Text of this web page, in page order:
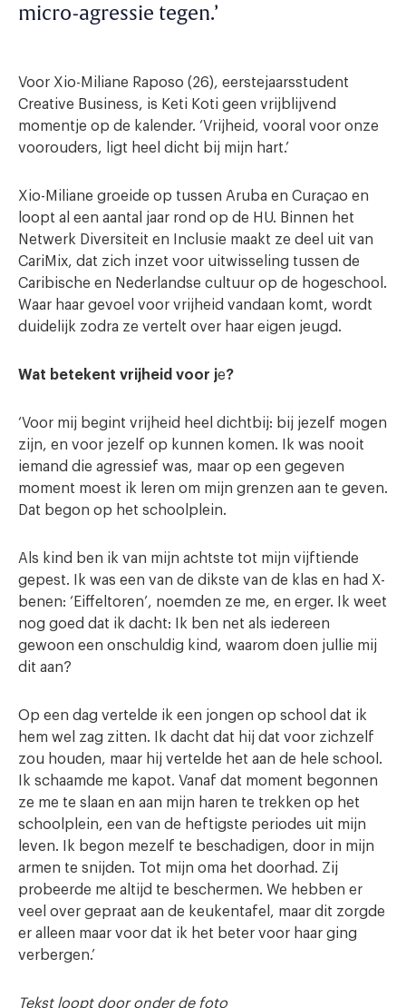
micro-agressie tegen.’
Voor Xio-Miliane Raposo (26), eerstejaarsstudent
Creative Business, is Keti Koti geen vrijblijvend
momentje op de kalender. ‘Vrijheid, vooral voor onze
voorouders, ligt heel dicht bij mijn hart.’
Xio-Miliane groeide op tussen Aruba en Curaçao en
loopt al een aantal jaar rond op de HU. Binnen het
Netwerk Diversiteit en Inclusie maakt ze deel uit van
CariMix, dat zich inzet voor uitwisseling tussen de
Caribische en Nederlandse cultuur op de hogeschool.
Waar haar gevoel voor vrijheid vandaan komt, wordt
duidelijk zodra ze vertelt over haar eigen jeugd.
Wat betekent vrijheid voor je?
‘Voor mij begint vrijheid heel dichtbij: bij jezelf mogen
zijn, en voor jezelf op kunnen komen. Ik was nooit
iemand die agressief was, maar op een gegeven
moment moest ik leren om mijn grenzen aan te geven.
Dat begon op het schoolplein.
Als kind ben ik van mijn achtste tot mijn vijftiende
gepest. Ik was een van de dikste van de klas en had X-
benen: ‘Eiffeltoren’, noemden ze me, en erger. Ik weet
nog goed dat ik dacht: Ik ben net als iedereen
gewoon een onschuldig kind, waarom doen jullie mij
dit aan?
Op een dag vertelde ik een jongen op school dat ik
hem wel zag zitten. Ik dacht dat hij dat voor zichzelf
zou houden, maar hij vertelde het aan de hele school.
Ik schaamde me kapot. Vanaf dat moment begonnen
ze me te slaan en aan mijn haren te trekken op het
schoolplein, een van de heftigste periodes uit mijn
leven. Ik begon mezelf te beschadigen, door in mijn
armen te snijden. Tot mijn oma het doorhad. Zij
probeerde me altijd te beschermen. We hebben er
veel over gepraat aan de keukentafel, maar dit zorgde
er alleen maar voor dat ik het beter voor haar ging
verbergen.’
Tekst loopt door onder de foto